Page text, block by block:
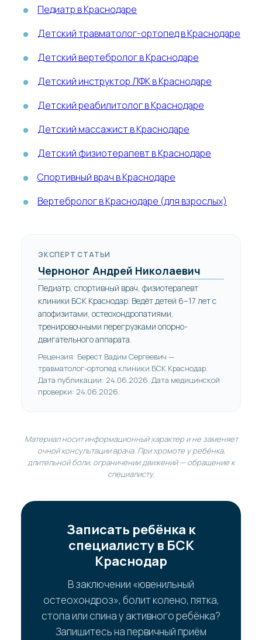
Педиатр в Краснодаре
Детский травматолог-ортопед в Краснодаре
Детский вертебролог в Краснодаре
Детский инструктор ЛФК в Краснодаре
Детский реабилитолог в Краснодаре
Детский массажист в Краснодаре
Детский физиотерапевт в Краснодаре
Спортивный врач в Краснодаре
Вертебролог в Краснодаре (для взрослых)
ЭКСПЕРТ СТАТЬИ
Черноног Андрей Николаевич
Педиатр, спортивный врач, физиотерапевт
клиники БСК Краснодар. Ведёт детей 6–17 лет с
апофизитами, остеохондропатиями,
тренировочными перегрузками опорно-
двигательного аппарата.
Рецензия: Берест Вадим Сергеевич —
травматолог-ортопед клиники БСК Краснодар.
Дата публикации: 24.06.2026. Дата медицинской
проверки: 24.06.2026.
Материал носит информационный характер и не заменяет
очной консультации врача. При хромоте у ребёнка,
длительной боли, ограничении движений — обращение к
специалисту.
Записать ребёнка к
специалисту в БСК
Краснодар
В заключении «ювенильный
остеохондроз», болит колено, пятка,
стопа или спина у активного ребёнка?
Запишитесь на первичный приём